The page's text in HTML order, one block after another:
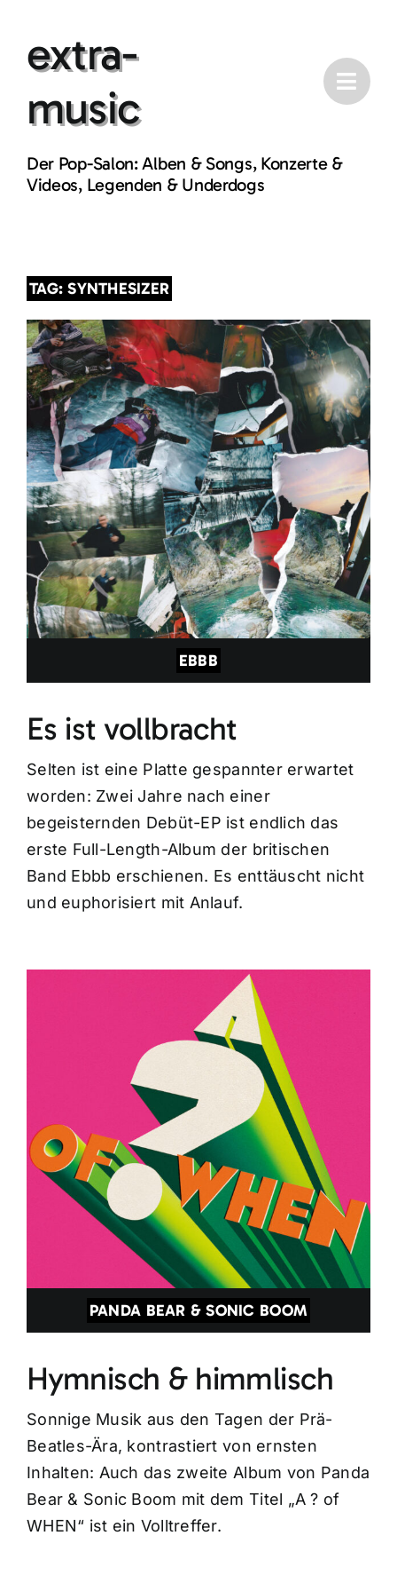
contentextra-
music
Der Pop-Salon: Alben & Songs, Konzerte &
Videos, Legenden & Underdogs
TAG: SYNTHESIZER
EBBB
Es ist vollbracht
Selten ist eine Platte gespannter erwartet
worden: Zwei Jahre nach einer
begeisternden Debüt-EP ist endlich das
erste Full-Length-Album der britischen
Band Ebbb erschienen. Es enttäuscht nicht
und euphorisiert mit Anlauf.
PANDA BEAR & SONIC BOOM
Hymnisch & himmlisch
Sonnige Musik aus den Tagen der Prä-
Beatles-Ära, kontrastiert von ernsten
Inhalten: Auch das zweite Album von Panda
Bear & Sonic Boom mit dem Titel „A ? of
WHEN“ ist ein Volltreffer.